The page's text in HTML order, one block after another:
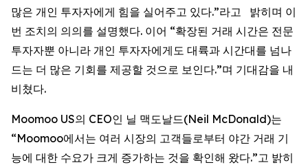
많은 개인 투자자에게 힘을 실어주고 있다.”라고 밝히며 이
번 조치의 의의를 설명했다. 이어 “확장된 거래 시간은 전문
투자자뿐 아니라 개인 투자자에게도 대륙과 시간대를 넘나
드는 더 많은 기회를 제공할 것으로 보인다.”며 기대감을 내
비쳤다.
Moomoo US의 CEO인 닐 맥도날드(Neil McDonald)는
“Moomoo에서는 여러 시장의 고객들로부터 야간 거래 기
능에 대한 수요가 크게 증가하는 것을 확인해 왔다.”고 밝히